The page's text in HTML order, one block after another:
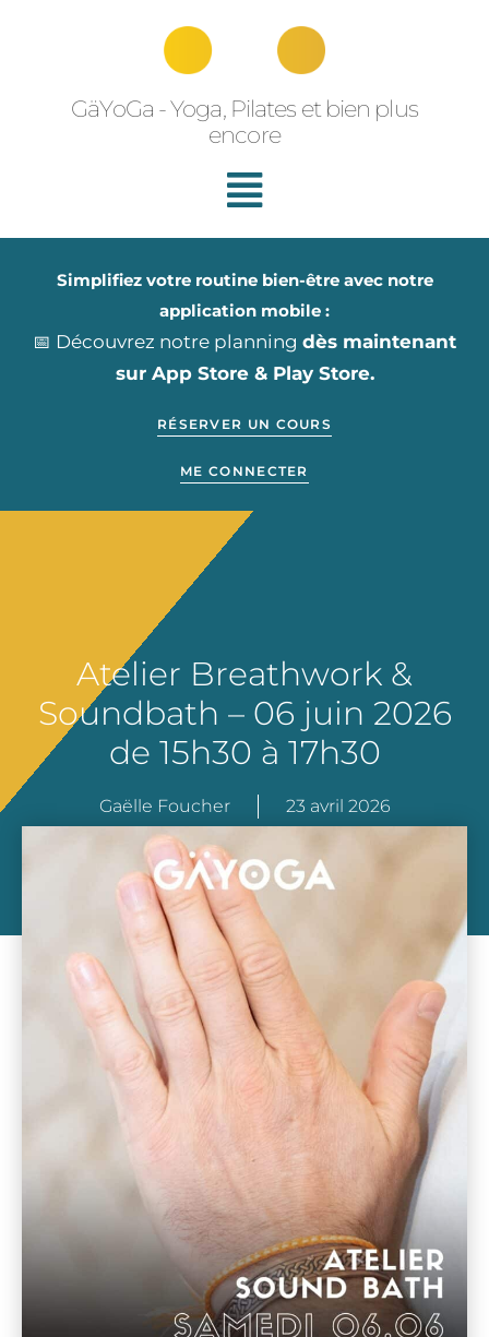
GäYoGa - Yoga, Pilates et bien plus
encore
Simplifiez votre routine bien-être avec notre
application mobile :
📅 Découvrez notre planning dès maintenant
sur App Store & Play Store.
RÉSERVER UN COURS
ME CONNECTER
Atelier Breathwork &
Soundbath – 06 juin 2026
de 15h30 à 17h30
Gaëlle Foucher 23 avril 2026